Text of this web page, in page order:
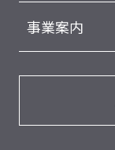
事業案内